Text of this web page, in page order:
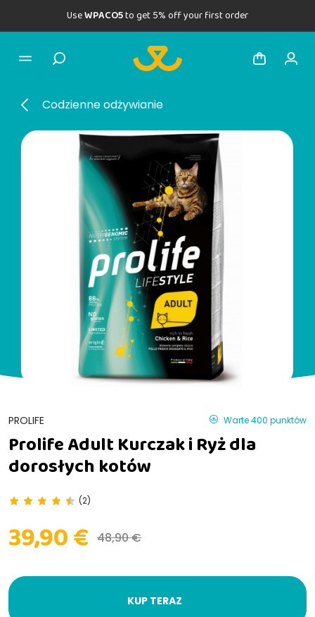
UseWPACO5to get 5% off your first order
Codzienne odżywianie
PROLIFE Warte 400 punktów
Prolife Adult Kurczak i Ryż dla
dorosłych kotów
(2)
39,90 € 48,90 €
KUP TERAZ